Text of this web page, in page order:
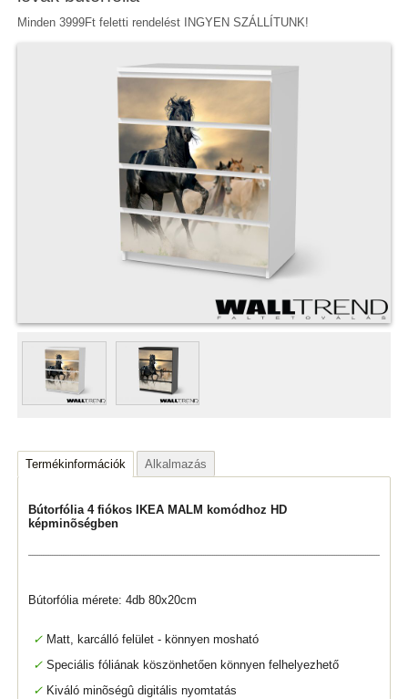
Minden 3999Ft feletti rendelést INGYEN SZÁLLÍTUNK!
Termékinformációk Alkalmazás
Bútorfólia 4 fiókos IKEA MALM komódhoz HD
képminõségben
Bútorfólia mérete: 4db 80x20cm
✓ Matt, karcálló felület - könnyen mosható
✓ Speciális fóliának köszönhetően könnyen felhelyezhető
✓ Kiváló minõségû digitális nyomtatás